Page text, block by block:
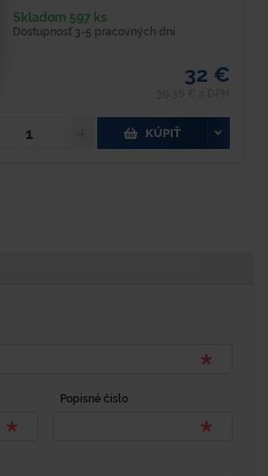
Skladom 597 ks
Dostupnosť 3-5 pracovných dní
32 €
KÚPIŤ
Popisné číslo